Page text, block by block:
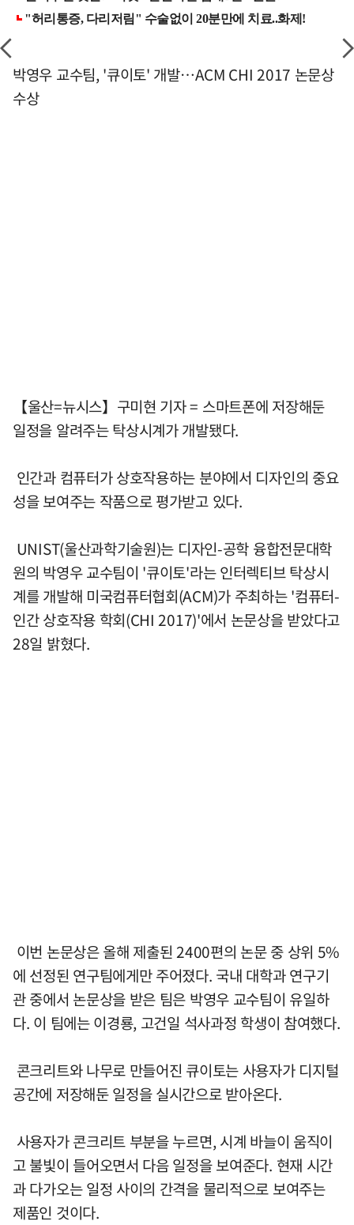
박영우 교수팀, '큐이토' 개발…ACM CHI 2017 논문상
수상
【울산=뉴시스】구미현 기자 = 스마트폰에 저장해둔
일정을 알려주는 탁상시계가 개발됐다.
인간과 컴퓨터가 상호작용하는 분야에서 디자인의 중요
성을 보여주는 작품으로 평가받고 있다.
UNIST(울산과학기술원)는 디자인-공학 융합전문대학
원의 박영우 교수팀이 '큐이토'라는 인터렉티브 탁상시
계를 개발해 미국컴퓨터협회(ACM)가 주최하는 '컴퓨터-
인간 상호작용 학회(CHI 2017)'에서 논문상을 받았다고
28일 밝혔다.
이번 논문상은 올해 제출된 2400편의 논문 중 상위 5%
에 선정된 연구팀에게만 주어졌다. 국내 대학과 연구기
관 중에서 논문상을 받은 팀은 박영우 교수팀이 유일하
다. 이 팀에는 이경룡, 고건일 석사과정 학생이 참여했다.
콘크리트와 나무로 만들어진 큐이토는 사용자가 디지털
공간에 저장해둔 일정을 실시간으로 받아온다.
사용자가 콘크리트 부분을 누르면, 시계 바늘이 움직이
고 불빛이 들어오면서 다음 일정을 보여준다. 현재 시간
과 다가오는 일정 사이의 간격을 물리적으로 보여주는
제품인 것이다.